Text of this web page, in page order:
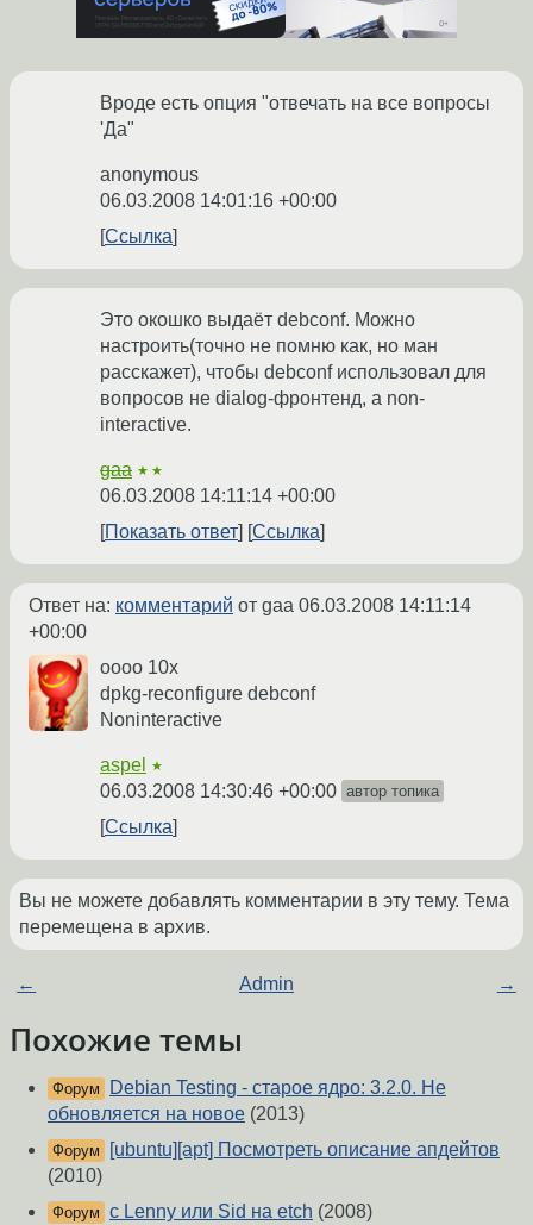
Вроде есть опция "отвечать на все вопросы
'Да"
anonymous
06.03.2008 14:01:16 +00:00
Ссылка
Это окошко выдаёт debconf. Можно
настроить(точно не помню как, но ман
расскажет), чтобы debconf использовал для
вопросов не dialog-фронтенд, а non-
interactive.
gaa ★★
06.03.2008 14:11:14 +00:00
Показать ответ
Ссылка
Ответ на: комментарий от gaa 06.03.2008 14:11:14
+00:00
оооо 10х
dpkg-reconfigure debconf
Noninteractive
aspel ★
06.03.2008 14:30:46 +00:00 автор топика
Ссылка
Вы не можете добавлять комментарии в эту тему. Тема
перемещена в архив.
← Admin →
Похожие темы
Форум
Debian Testing - старое ядро: 3.2.0. Не
обновляется на новое (2013)
Форум
[ubuntu][apt] Посмотреть описание апдейтов
(2010)
Форум с Lenny или Sid на etch (2008)